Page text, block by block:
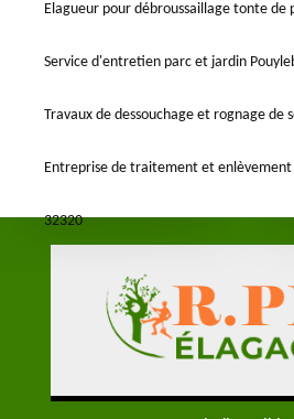
Elagueur pour débroussaillage tonte de
Service d'entretien parc et jardin
Travaux de dessouchage et rognage de
Entreprise de traitement et enlèvement
32320